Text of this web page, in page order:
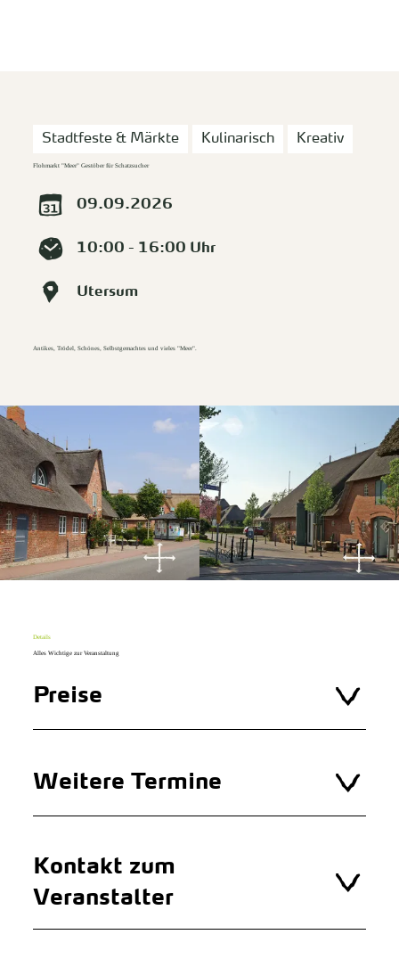
Stadtfeste & Märkte Kulinarisch Kreativ
Flohmarkt "Meer" Gestöber für Schatzsucher
09.09.2026
10:00 - 16:00 Uhr
Utersum
Antikes, Trödel, Schönes, Selbstgemachtes und vieles "Meer".
Details
Alles Wichtige zur Veranstaltung
Preise
Weitere Termine
Kontakt zum
Veranstalter